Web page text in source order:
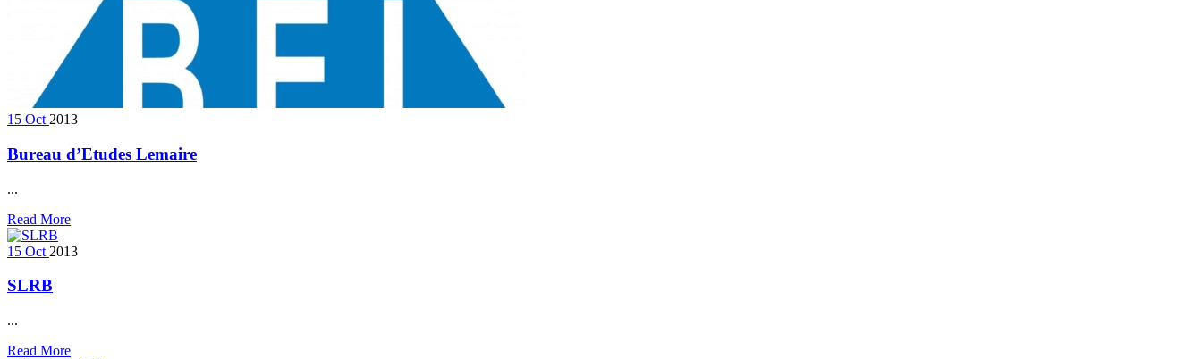
15 Oct 2013
Bureau d’Etudes Lemaire
...
Read More
15 Oct 2013
SLRB
...
Read More